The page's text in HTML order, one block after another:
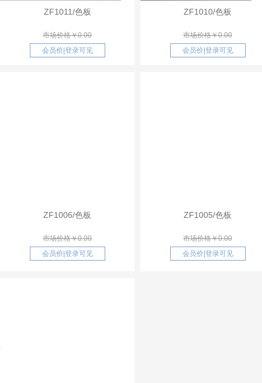
ZF1011/色板
市场价格￥0.00
会员价 登录可见
ZF1010/色板
市场价格￥0.00
会员价 登录可见
ZF1006/色板
市场价格￥0.00
会员价 |登录可见
ZF1005/色板
市场价格￥0.00
会员价 |登录可见